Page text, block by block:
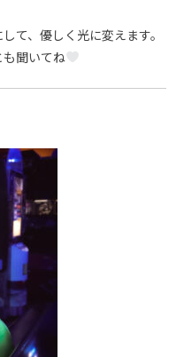
て、優しく光に変えます。
も聞いてね